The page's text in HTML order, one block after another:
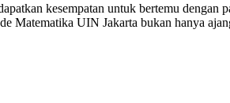
kesempatan untuk bertemu
Matematika UIN Jakarta bukan hanya